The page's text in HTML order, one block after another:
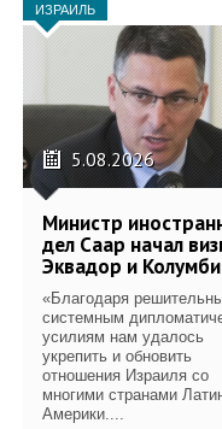
ИЗРАИЛЬ
5.08.2026
Министр
дел Саар начал
Эквадор и
«Благодаря
системным
усилиям нам удалось
укрепить и обновить
отношения Израиля со
многими странами
Америки....